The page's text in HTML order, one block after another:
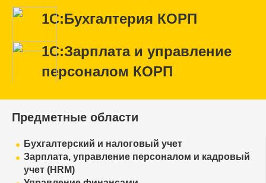
1С:Бухгалтерия КОРП
1С:Зарплата и управление
персоналом КОРП
Предметные области
Бухгалтерский и налоговый учет
Зарплата, управление персоналом и кадровый
учет (HRM)